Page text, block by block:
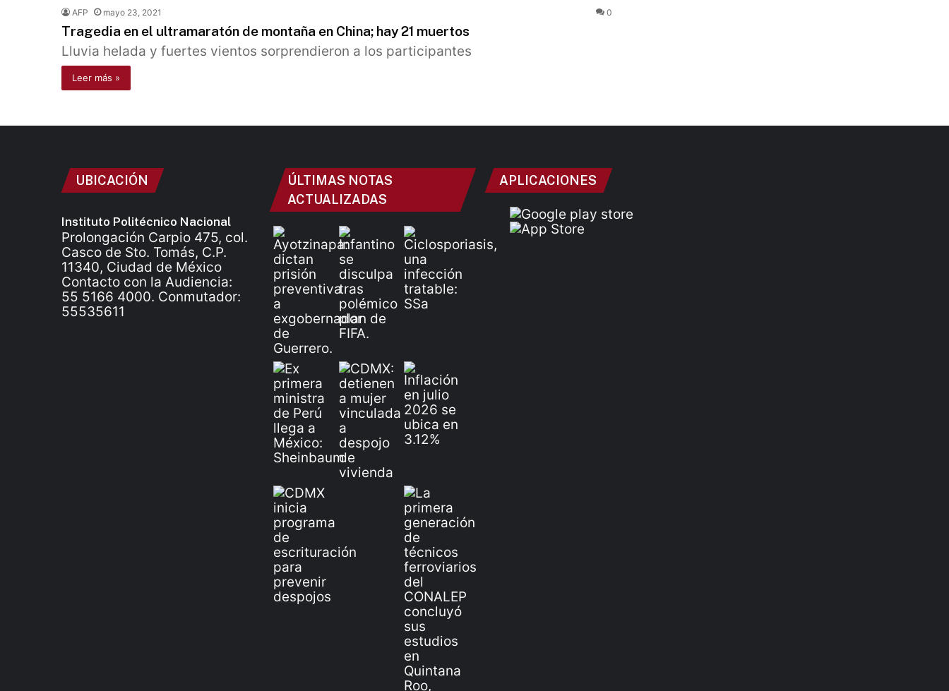
AFP mayo 23, 2021 0
Tragedia en el ultramaratón de montaña en China; hay 21 muertos
Lluvia helada y fuertes vientos sorprendieron a los participantes
Leer más »
UBICACIÓN
Instituto Politécnico Nacional
Prolongación Carpio 475, col.
Casco de Sto. Tomás, C.P.
11340, Ciudad de México
Contacto con la Audiencia:
55 5166 4000. Conmutador:
55535611
ÚLTIMAS NOTAS
ACTUALIZADAS
APLICACIONES